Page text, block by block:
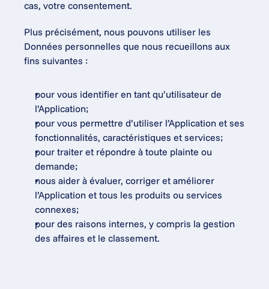
cas, votre consentement.
Plus précisément, nous pouvons utiliser les
Données personnelles que nous recueillons aux
fins suivantes :
pour vous identifier en tant qu’utilisateur de
l’Application;
pour vous permettre d’utiliser l’Application et ses
fonctionnalités, caractéristiques et services;
pour traiter et répondre à toute plainte ou
demande;
nous aider à évaluer, corriger et améliorer
l’Application et tous les produits ou services
connexes;
pour des raisons internes, y compris la gestion
des affaires et le classement.